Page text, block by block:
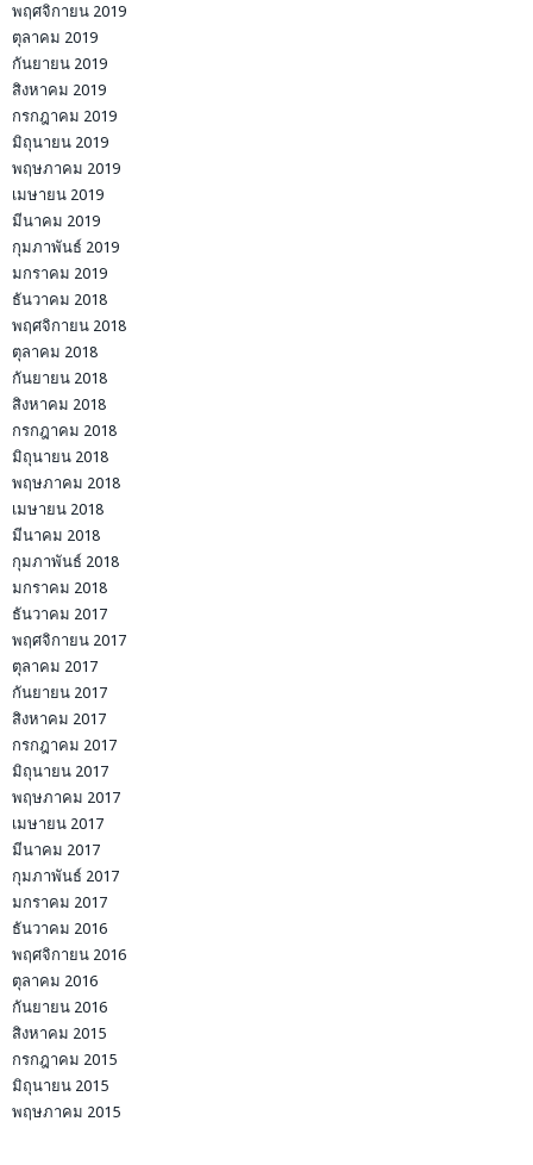
พฤศจิกายน 2019
ตุลาคม 2019
กันยายน 2019
สิงหาคม 2019
กรกฎาคม 2019
มิถุนายน 2019
พฤษภาคม 2019
เมษายน 2019
มีนาคม 2019
กุมภาพันธ์ 2019
มกราคม 2019
ธันวาคม 2018
พฤศจิกายน 2018
ตุลาคม 2018
กันยายน 2018
สิงหาคม 2018
กรกฎาคม 2018
มิถุนายน 2018
พฤษภาคม 2018
เมษายน 2018
มีนาคม 2018
กุมภาพันธ์ 2018
มกราคม 2018
ธันวาคม 2017
พฤศจิกายน 2017
ตุลาคม 2017
กันยายน 2017
สิงหาคม 2017
กรกฎาคม 2017
มิถุนายน 2017
พฤษภาคม 2017
เมษายน 2017
มีนาคม 2017
กุมภาพันธ์ 2017
มกราคม 2017
ธันวาคม 2016
พฤศจิกายน 2016
ตุลาคม 2016
กันยายน 2016
สิงหาคม 2015
กรกฎาคม 2015
มิถุนายน 2015
พฤษภาคม 2015